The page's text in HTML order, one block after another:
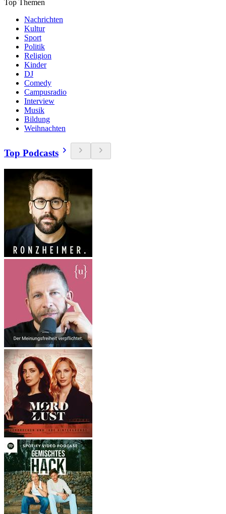
Top Themen
Nachrichten
Kultur
Sport
Politik
Religion
Kinder
DJ
Comedy
Campusradio
Interview
Musik
Bildung
Weihnachten
Top Podcasts